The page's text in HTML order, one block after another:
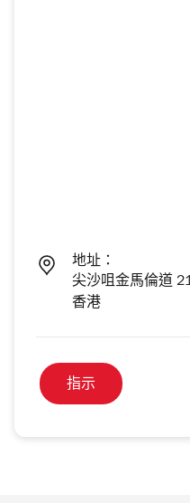
地址：
尖沙咀金馬倫道
香港
指示